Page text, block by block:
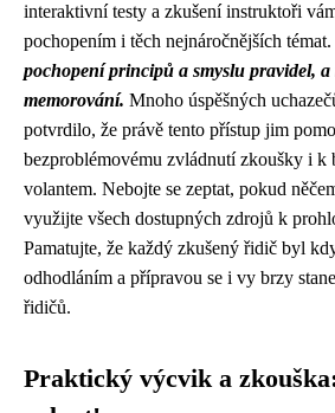
interaktivní testy a zkušení instruktoři
pochopením i těch nejnáročnějších témat.
pochopení principů a smyslu pravidel,
memorování. Mnoho úspěšných
potvrdilo, že právě tento přístup jim
bezproblémovému zvládnutí zkoušky i k
volantem. Nebojte se zeptat, pokud
využijte všech dostupných zdrojů k
Pamatujte, že každý zkušený řidič byl
odhodláním a přípravou se i vy brzy
řidičů.
Praktický výcvik a